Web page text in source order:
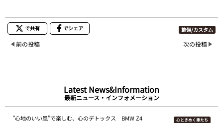
で共有 でシェア 整備/カスタム
前の投稿 次の投稿
Latest News&Information
最新ニュース・インフォメーション
”心地のいい風”で楽しむ、心のデトックス BMW Z4
心ときめく車たち